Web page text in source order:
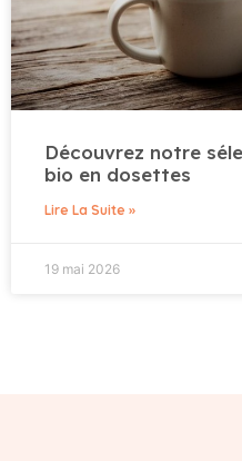
Découvrez notre
bio en dosettes
Lire La Suite »
19 mai 2026